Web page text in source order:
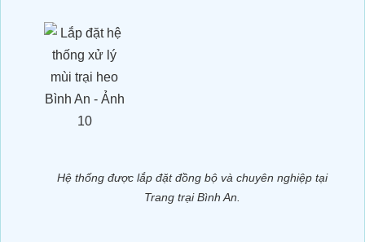
Hệ thống được lắp đặt đồng bộ và chuyên nghiệp tại
Trang trại Bình An.